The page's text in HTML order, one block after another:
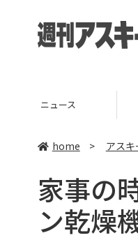
ニュース
home > アスキ
家事の
ン乾燥